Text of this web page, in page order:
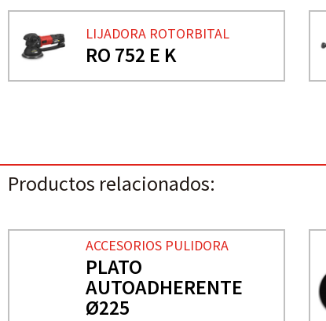
LIJADORA ROTORBITAL
RO 752 E K
Productos relacionados:
ACCESORIOS PULIDORA
PLATO
AUTOADHERENTE
Ø225